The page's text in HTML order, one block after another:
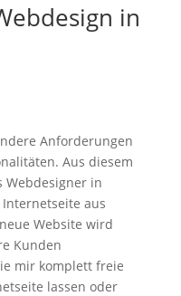
in
Anforderungen
Aus diesem
Webdesigner in
aus
Website wird
Kunden
mir komplett freie
lassen oder